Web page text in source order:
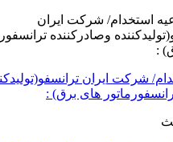
شرکت ایران
های برق) :